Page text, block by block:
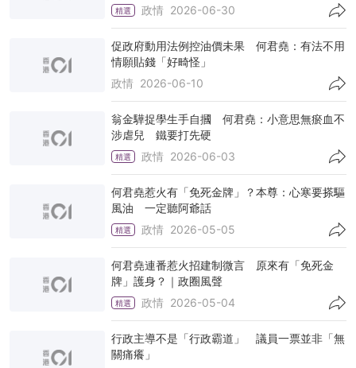
精選 政情 2026-06-30
促政府動用法例控油價未果 何君堯：有法不用
情願貼錢「好畸怪」
政情 2026-06-10
翁金驊捉學生手自摑 何君堯：小意思無瘀血不
涉虐兒 鐵要打先硬
精選 政情 2026-06-03
何君堯惹火有「免死金牌」？本尊：心寒要搽驅
風油 一定聽阿爺話
精選 政情 2026-05-05
何君堯連番惹火招建制微言 原來有「免死金
牌」護身？｜政圈風聲
精選 政情 2026-05-04
行政主導不是「行政霸道」 議員一票並非「無
關痛癢」